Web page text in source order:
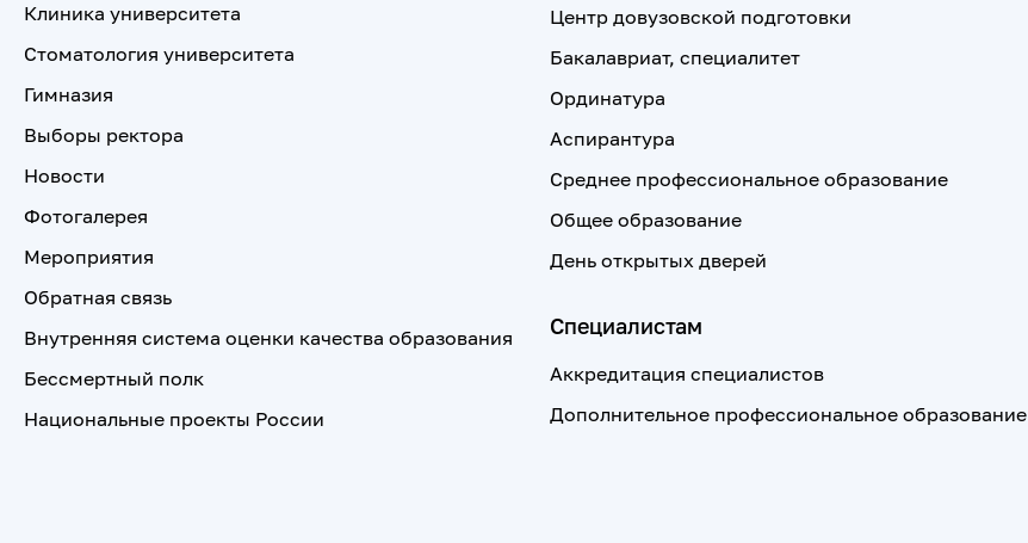
Клиника университета
Стоматология университета
Гимназия
Выборы ректора
Новости
Фотогалерея
Мероприятия
Обратная связь
Внутренняя система оценки качества образования
Бессмертный полк
Национальные проекты России
Центр довузовской подготовки
Бакалавриат, специалитет
Ординатура
Аспирантура
Среднее профессиональное образование
Общее образование
День открытых дверей
Специалистам
Аккредитация специалистов
Дополнительное профессиональное образование